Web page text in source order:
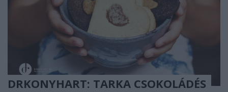
DRKONYHART: TARKA CSOKOLÁDÉS